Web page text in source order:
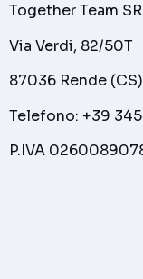
Together Team
Via Verdi, 82/50T
87036 Rende
Telefono: +39 345
P.IVA